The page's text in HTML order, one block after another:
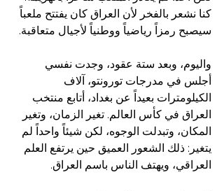
كنا نشعر بالفخر لأن العراق كان يفتتح ملعباً
سيصبح رمزاً رياضياً ووطنياً لأجيال متعاقبة.
واليوم، وبعد ستة عقود، وجدت نفسي
أجلس في مدرجات تورونتو، آلاف
الكيلومترات بعيداً عن بغداد، أتابع منتخب
العراق في كأس العالم. تغير الزمان، وتغير
المكان، وتبدلت الوجوه، لكن شيئاً واحداً لم
يتغير: ذلك الشعور العميق حين يرتفع العلم
العراقي، ويهتف الناس باسم العراق.